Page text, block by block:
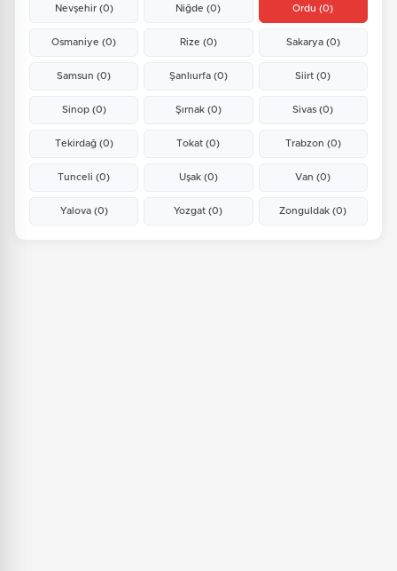
Nevşehir (0) Niğde(0) Ordu(0)
Osmaniye(0) Rize (0) Sakarya (0)
Samsun(0) Şanlıurfa (0) Siirt(0)
Sinop (0) Şırnak (0) Sivas(0)
Tekirdağ (0) Tokat(0) Trabzon (0)
Tunceli(0) Uşak (0) Van(0)
Yalova (0) Yozgat(0) Zonguldak(0)